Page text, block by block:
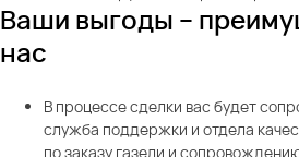
Ваши выгоды –
нас
В процессе сделки вас будет
служба поддержки и отдела
по заказу газели и